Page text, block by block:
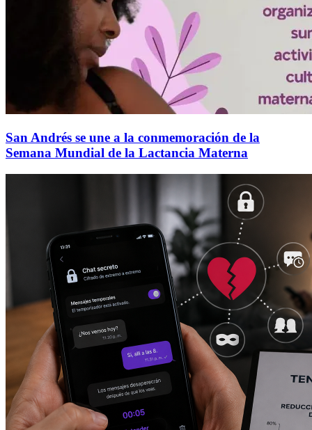
San Andrés se une a la conmemoración de la
Semana Mundial de la Lactancia Materna